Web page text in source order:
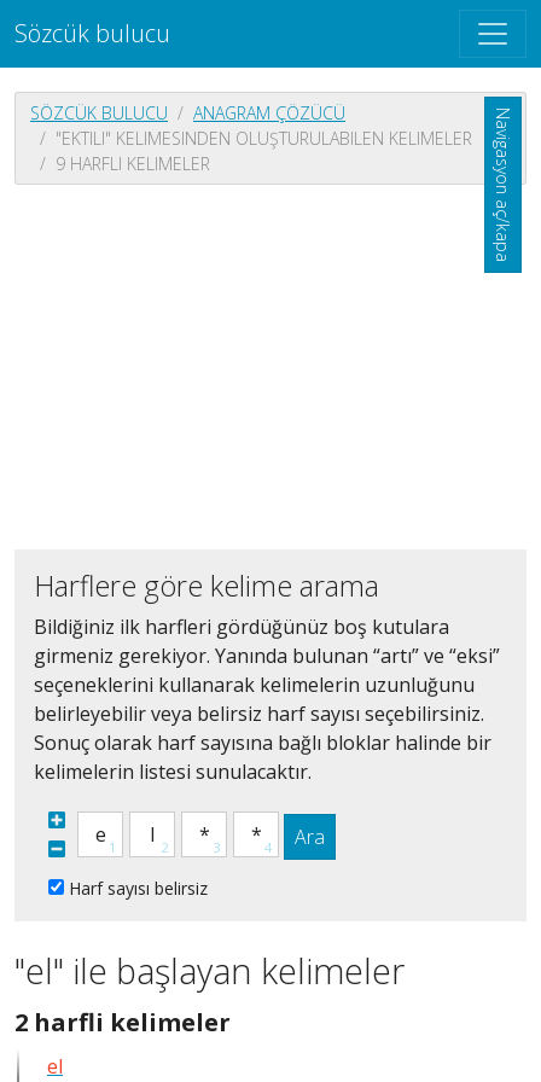
Sözcük bulucu
Navigasyon aç/kapa
SÖZCÜK BULUCU
ANAGRAM ÇÖZÜCÜ
"EKTILI" KELIMESINDEN OLUŞTURULABILEN KELIMELER
9 HARFLI KELIMELER
Harflere göre kelime arama
Bildiğiniz ilk harfleri gördüğünüz boş kutulara
girmeniz gerekiyor. Yanında bulunan “artı” ve “eksi”
seçeneklerini kullanarak kelimelerin uzunluğunu
belirleyebilir veya belirsiz harf sayısı seçebilirsiniz.
Sonuç olarak harf sayısına bağlı bloklar halinde bir
kelimelerin listesi sunulacaktır.
Ara
Harf sayısı belirsiz
"el" ile başlayan kelimeler
2 harfli kelimeler
el